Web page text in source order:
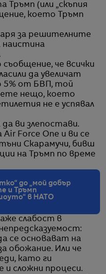
Тръмп (или „скъпия
което Тръмп
за решителните
наистина
че всички
да увеличат
5% от БВП, той
нещо, което
не е успявал
ви злепостави.
Air Force One и ви се
Скарамучи, бивш
на Тръмп по време
до „мой добър
и Тръмп
в НАТО
слабост в
се основават на
обожание. Или че
като ги
и сложни процеси.